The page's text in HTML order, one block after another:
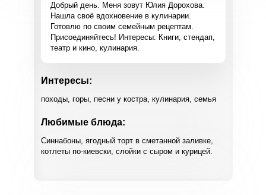
Добрый день. Меня зовут Юлия Дорохова.
Нашла своё вдохновение в кулинарии.
Готовлю по своим семейным рецептам.
Присоединяйтесь! Интересы: Книги, стендап,
театр и кино, кулинария.
Интересы:
походы, горы, песни у костра, кулинария, семья
Любимые блюда:
Синнабоны, ягодный торт в сметанной заливке,
котлеты по-киевски, слойки с сыром и курицей.